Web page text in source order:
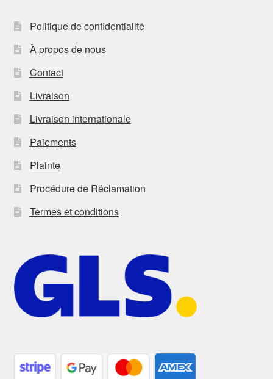
Politique de confidentialité
À propos de nous
Contact
Livraison
Livraison internationale
Paiements
Plainte
Procédure de Réclamation
Termes et conditions